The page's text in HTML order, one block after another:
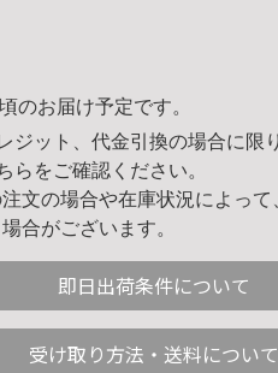
のお届け予定です。
ジット、代金引換の場合に限
ら をご確認ください。
文の場合や在庫状況によって
合がございます。
即日出荷条件について
受け取り方法・送料について